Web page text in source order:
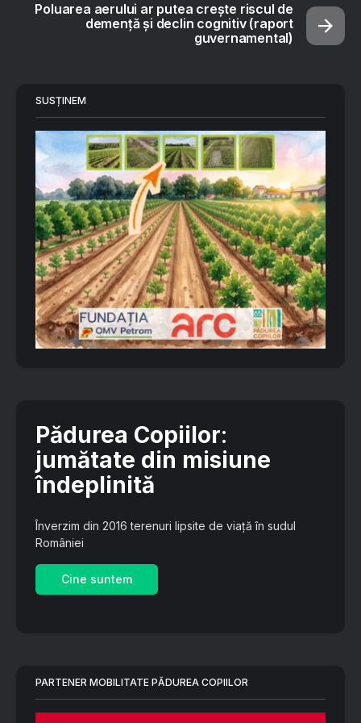
Poluarea aerului ar putea crește riscul de
demență și declin cognitiv (raport
guvernamental)
SUSȚINEM
Pădurea Copiilor:
jumătate din misiune
îndeplinită
Înverzim din 2016 terenuri lipsite de viață în sudul
României
Cine suntem
PARTENER MOBILITATE PĂDUREA COPIILOR